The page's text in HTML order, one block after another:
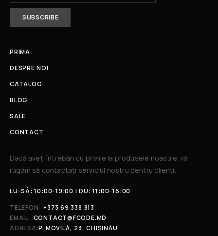
PRIMA
DESPRE NOI
CATALOG
BLOG
SALE
CONTACT
Dacă aveți întrebări cu privire la produsele noastre, vă
rugăm să contactați serviciul nostru pentru clienți.​
LU-SÂ: 10:00-19:00 | DU: 11:00-16:00
TELEFON: +373 69 338 813
EMAIL: CONTACT@FCODE.MD
ADRESA:P. MOVILĂ, 23, CHIȘINĂU